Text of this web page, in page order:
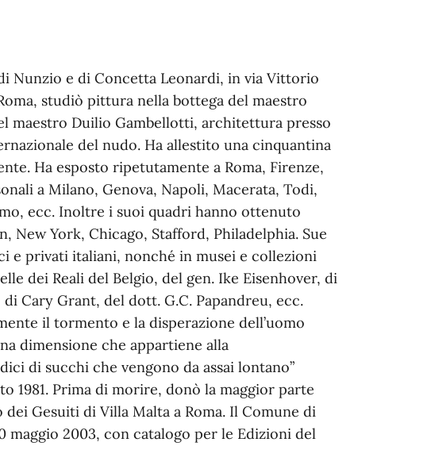
Nunzio e di Concetta Leonardi, in via Vittorio
studiò pittura nella bottega del maestro
maestro Duilio Gambellotti, architettura presso
del nudo. Ha allestito una cinquantina
Ha esposto ripetutamente a Roma, Firenze,
a Milano, Genova, Napoli, Macerata, Todi,
ecc. Inoltre i suoi quadri hanno ottenuto
New York, Chicago, Stafford, Philadelphia. Sue
e privati italiani, nonché in musei e collezioni
dei Reali del Belgio, del gen. Ike Eisenhover, di
Cary Grant, del dott. G.C. Papandreu, ecc.
il tormento e la disperazione dell’uomo
dimensione che appartiene alla
di succhi che vengono da assai lontano”
1981. Prima di morire, donò la maggior parte
Gesuiti di Villa Malta a Roma. Il Comune di
maggio 2003, con catalogo per le Edizioni del